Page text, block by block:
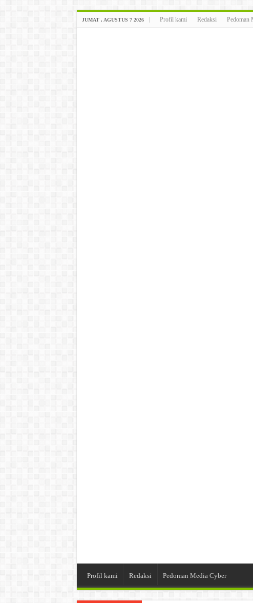
JUMAT , AGUSTUS 7 2026 Profil kami Redaksi Pedoman
Profil kami Redaksi Pedoman Media Cyber